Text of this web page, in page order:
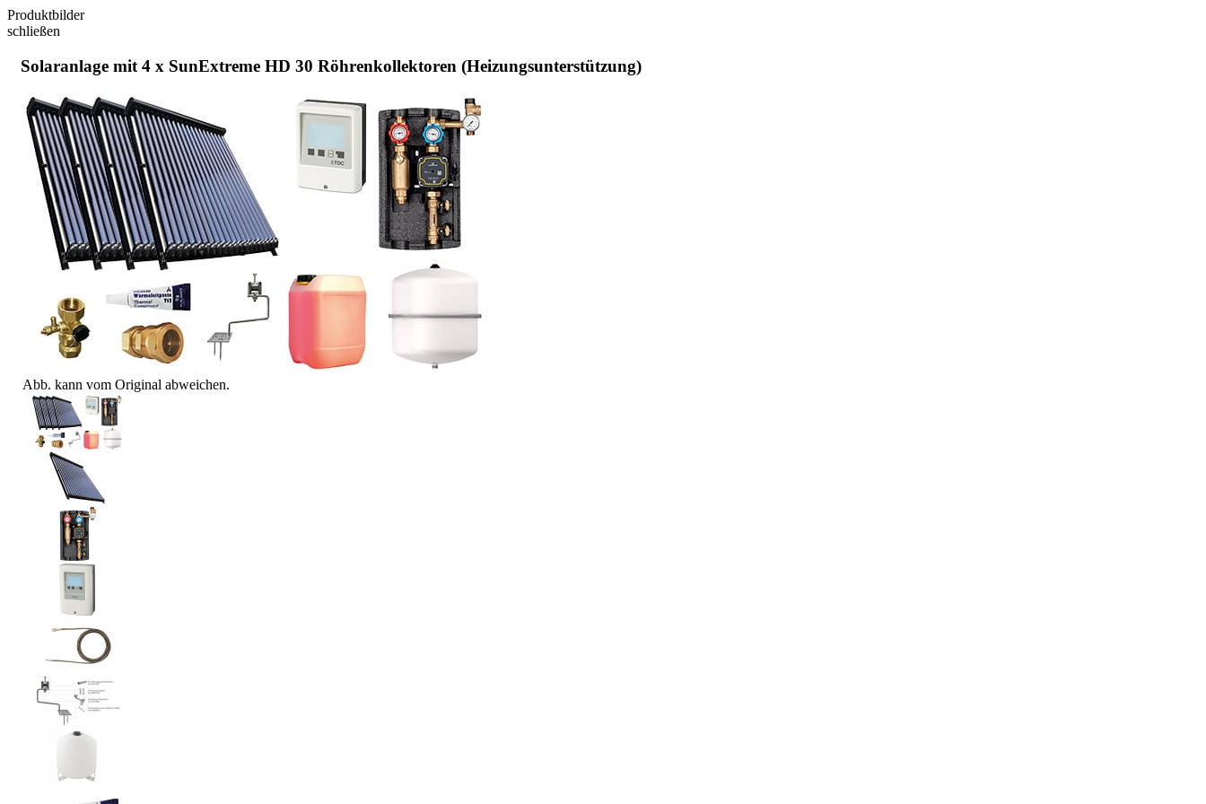
Produktbilder
schließen
Solaranlage mit 4 x SunExtreme HD 30 Röhrenkollektoren (Heizungsunterstützung)
Abb. kann vom Original abweichen.